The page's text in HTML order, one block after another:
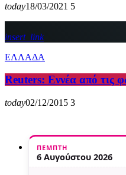
today18/03/2021 5
insert_link
ΕΛΛΑΔΑ
Reuters: Εννέα από τις
today02/12/2015 3
ΠΈΜΠΤΗ
6 Αυγούστου 2026